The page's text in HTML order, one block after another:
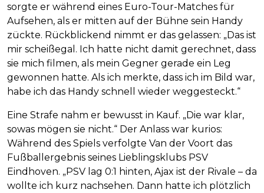
sorgte er während eines Euro-Tour-Matches für
Aufsehen, als er mitten auf der Bühne sein Handy
zückte. Rückblickend nimmt er das gelassen: „Das ist
mir scheißegal. Ich hatte nicht damit gerechnet, dass
sie mich filmen, als mein Gegner gerade ein Leg
gewonnen hatte. Als ich merkte, dass ich im Bild war,
habe ich das Handy schnell wieder weggesteckt.“
Eine Strafe nahm er bewusst in Kauf. „Die war klar,
sowas mögen sie nicht.“ Der Anlass war kurios:
Während des Spiels verfolgte Van der Voort das
Fußballergebnis seines Lieblingsklubs PSV
Eindhoven. „PSV lag 0:1 hinten, Ajax ist der Rivale – da
wollte ich kurz nachsehen. Dann hatte ich plötzlich